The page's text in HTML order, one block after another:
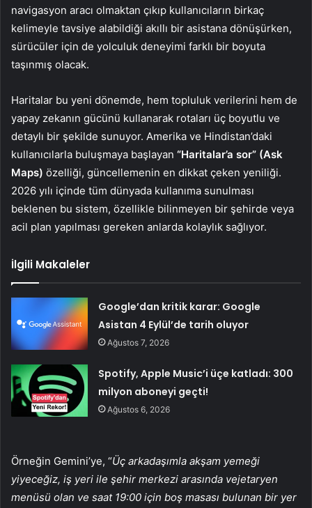
navigasyon aracı olmaktan çıkıp kullanıcıların birkaç
kelimeyle tavsiye alabildiği akıllı bir asistana dönüşürken,
sürücüler için de yolculuk deneyimi farklı bir boyuta
taşınmış olacak.
Haritalar bu yeni dönemde, hem topluluk verilerini hem de
yapay zekanın gücünü kullanarak rotaları üç boyutlu ve
detaylı bir şekilde sunuyor. Amerika ve Hindistan’daki
kullanıcılarla buluşmaya başlayan “Haritalar’a sor” (Ask
Maps) özelliği, güncellemenin en dikkat çeken yeniliği.
2026 yılı içinde tüm dünyada kullanıma sunulması
beklenen bu sistem, özellikle bilinmeyen bir şehirde veya
acil plan yapılması gereken anlarda kolaylık sağlıyor.
İlgili Makaleler
Google’dan kritik karar: Google
Asistan 4 Eylül’de tarih oluyor
Ağustos 7, 2026
Spotify, Apple Music’i üçe katladı: 300
milyon aboneyi geçti!
Ağustos 6, 2026
Örneğin Gemini’ye, “Üç arkadaşımla akşam yemeği
yiyeceğiz, iş yeri ile şehir merkezi arasında vejetaryen
menüsü olan ve saat 19:00 için boş masası bulunan bir yer